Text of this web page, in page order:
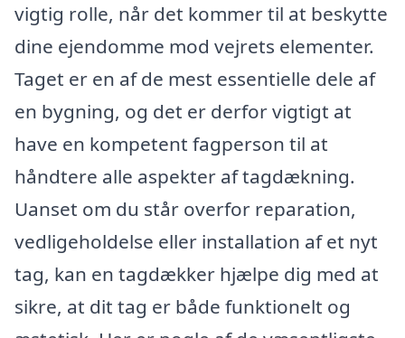
vigtig rolle, når det kommer til at beskytte
dine ejendomme mod vejrets elementer.
Taget er en af de mest essentielle dele af
en bygning, og det er derfor vigtigt at
have en kompetent fagperson til at
håndtere alle aspekter af tagdækning.
Uanset om du står overfor reparation,
vedligeholdelse eller installation af et nyt
tag, kan en tagdækker hjælpe dig med at
sikre, at dit tag er både funktionelt og